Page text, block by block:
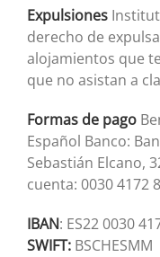
Expulsiones
derecho de
alojamientos que
que no asistan a
Formas de pago
Español Banco:
Sebastián Elcano,
cuenta: 0030 4172
IBAN: ES22 0030
SWIFT: BSCHESMM